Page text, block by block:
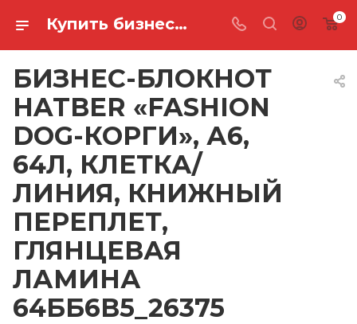
Купить бизнес-блокнот hatber «fashion dog-корги», а6, 64л, клетка/линия, книжный переплет, глянцевая ламина 64ББ6В5_26375 в Ростове-на-Дону 0
БИЗНЕС-БЛОКНОТ
HATBER «FASHION
DOG-КОРГИ», А6,
64Л, КЛЕТКА/
ЛИНИЯ, КНИЖНЫЙ
ПЕРЕПЛЕТ,
ГЛЯНЦЕВАЯ
ЛАМИНА
64ББ6В5_26375